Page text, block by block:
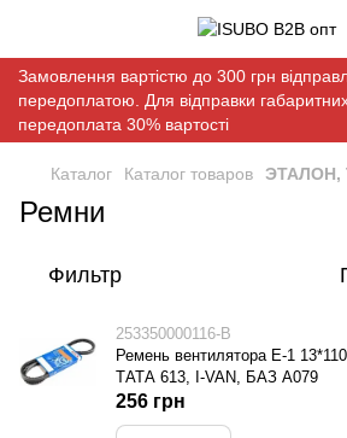
Замовлення вартістю до 300 грн
передоплатою. Для відправки
передоплата 30% вартості
Каталог Каталог товаров ЭТАЛОН,
Ремни
Фильтр
253350000116-B
Ремень вентилятора Е-1
ТАТА 613, I-VAN, БАЗ А079
256 грн